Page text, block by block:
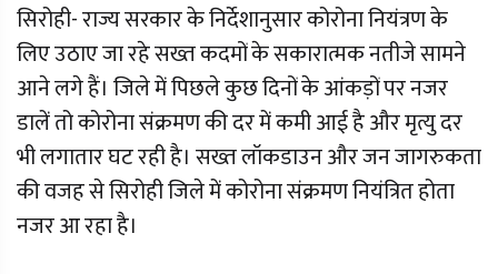
सिरोही- राज्य सरकार के निर्देशानुसार कोरोना नियंत्रण के
लिए उठाए जा रहे सख्त कदमों के सकारात्मक नतीजे सामने
आने लगे हैं। जिले में पिछले कुछ दिनों के आंकड़ों पर नजर
डालें तो कोरोना संक्रमण की दर में कमी आई है और मृत्यु दर
भी लगातार घट रही है। सख्त लॉकडाउन और जन जागरुकता
की वजह से सिरोही जिले में कोरोना संक्रमण नियंत्रित होता
नजर आ रहा है।